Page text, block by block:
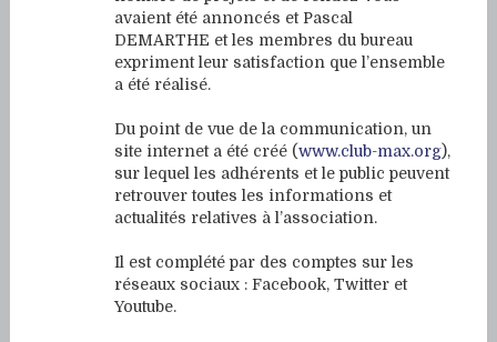
avaient été annoncés et Pascal
DEMARTHE et les membres du bureau
expriment leur satisfaction que l’ensemble
a été réalisé.
Du point de vue de la communication, un
site internet a été créé (www.club-max.org),
sur lequel les adhérents et le public peuvent
retrouver toutes les informations et
actualités relatives à l’association.
Il est complété par des comptes sur les
réseaux sociaux : Facebook, Twitter et
Youtube.